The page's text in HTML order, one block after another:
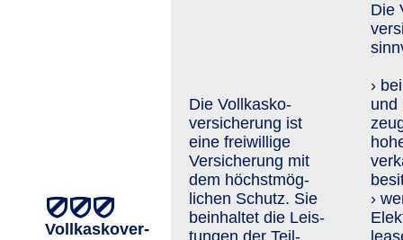
Vollkaskover­
Die Vollkasko­
versiche­rung ist
eine freiwillige
Versicherung mit
dem höchst­mög­
lichen Schutz. Sie
beinhaltet die Leis­
tungen der Teil­
Die
›
›